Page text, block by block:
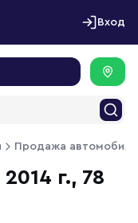
Вход
Продажа
г., 78